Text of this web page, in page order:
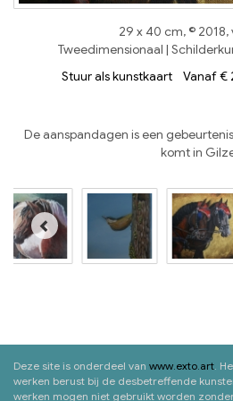
29 x 40 cm, ©
Tweedimensionaal |
Stuur als kunstkaart Vanaf €
De aanspandagen is een
komt in
Deze site is onderdeel van www.exto.art .
werken berust bij de desbetreffende
werken mogen niet gebruikt worden